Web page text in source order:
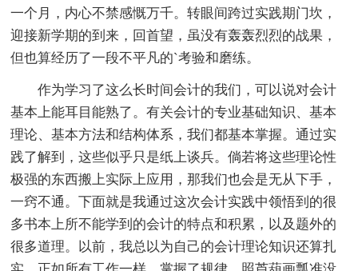
一个月，内心不禁感慨万千。转眼间跨过实践期门坎，
迎接新学期的到来，回首望，虽没有轰轰烈烈的战果，
但也算经历了一段不平凡的`考验和磨练。
作为学习了这么长时间会计的我们，可以说对会计
基本上能耳目能熟了。有关会计的专业基础知识、基本
理论、基本方法和结构体系，我们都基本掌握。通过实
践了解到，这些似乎只是纸上谈兵。倘若将这些理论性
极强的东西搬上实际上应用，那我们也会是无从下手，
一窍不通。下面就是我通过这次会计实践中领悟到的很
多书本上所不能学到的会计的特点和积累，以及题外的
很多道理。以前，我总以为自己的会计理论知识还算扎